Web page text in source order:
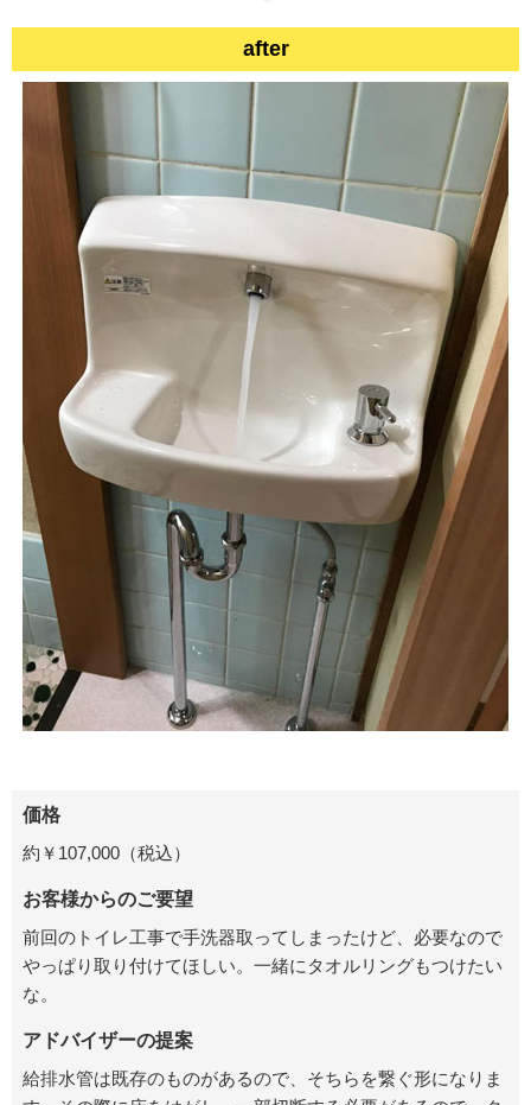
after
価格
約￥107,000（税込）
お客様からのご要望
前回のトイレ工事で手洗器取ってしまったけど、必要なので
やっぱり取り付けてほしい。一緒にタオルリングもつけたい
な。
アドバイザーの提案
給排水管は既存のものがあるので、そちらを繋ぐ形になりま